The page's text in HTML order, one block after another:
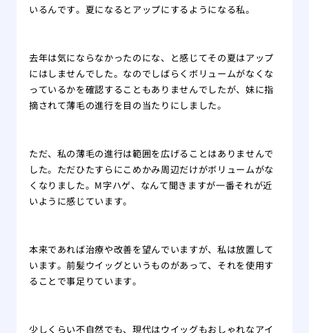
いるんです。夏になるとアップにするようになる私。
去年は気にならなかったのにな、と感じてその夏はアップ
にはしませんでした。なのでしばらくボリュームがなくな
っているかを確認することもありませんでしたが、妹に指
摘されて薄毛の進行を目の当たりにしました。
ただ、私の薄毛の進行は範囲を広げることはありませんで
した。ただひたすらにこめかみ周辺だけがボリュームがな
くなりました。M字ハゲ、なんて聞きますが一番それが近
いように感じています。
本来であれば治療や改善を望んでいますが、私は放置して
います。前髪ウイッグというものがあって、それを使用す
ることで事足りています。
少しくらい不自然でも、現代はウイッグもおしゃれなアイ